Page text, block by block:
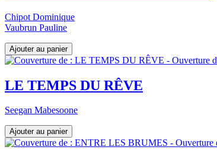
Chipot Dominique
Vaubrun Pauline
LE TEMPS DU RÊVE
Seegan Mabesoone